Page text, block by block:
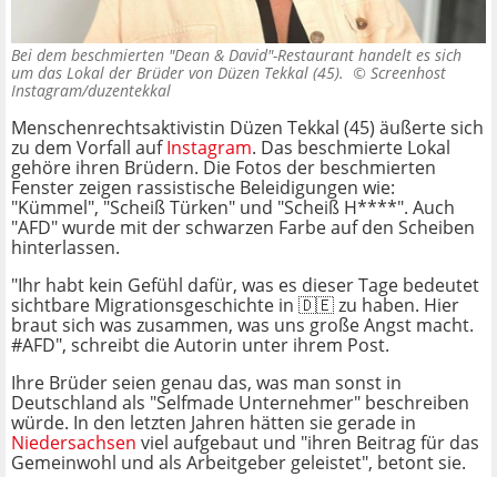
Bei dem beschmierten "Dean & David"-Restaurant handelt es sich
um das Lokal der Brüder von Düzen Tekkal (45). © Screenhost
Instagram/duzentekkal
Menschenrechtsaktivistin Düzen Tekkal (45) äußerte sich
zu dem Vorfall aufInstagram. Das beschmierte Lokal
gehöre ihren Brüdern. Die Fotos der beschmierten
Fenster zeigen rassistische Beleidigungen wie:
"Kümmel", "Scheiß Türken" und "Scheiß H****". Auch
"AFD" wurde mit der schwarzen Farbe auf den Scheiben
hinterlassen.
"Ihr habt kein Gefühl dafür, was es dieser Tage bedeutet
sichtbare Migrationsgeschichte in 🇩🇪 zu haben. Hier
braut sich was zusammen, was uns große Angst macht.
#AFD", schreibt die Autorin unter ihrem Post.
Ihre Brüder seien genau das, was man sonst in
Deutschland als "Selfmade Unternehmer" beschreiben
würde. In den letzten Jahren hätten sie gerade in
Niedersachsen viel aufgebaut und "ihren Beitrag für das
Gemeinwohl und als Arbeitgeber geleistet", betont sie.